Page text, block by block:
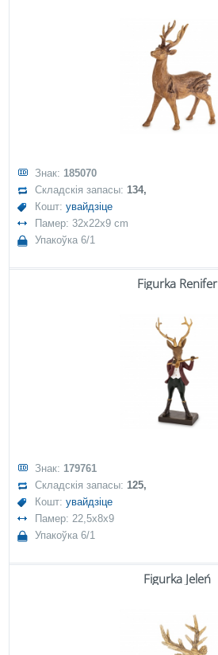
Знак: 185070
Складскія запасы:134,
Кошт:увайдзіце
Памер: 32x22x9 cm
Упакоўка 6/1
Figurka Renifer
Знак: 179761
Складскія запасы:125,
Кошт:увайдзіце
Памер: 22,5x8x9
Упакоўка 6/1
Figurka Jeleń